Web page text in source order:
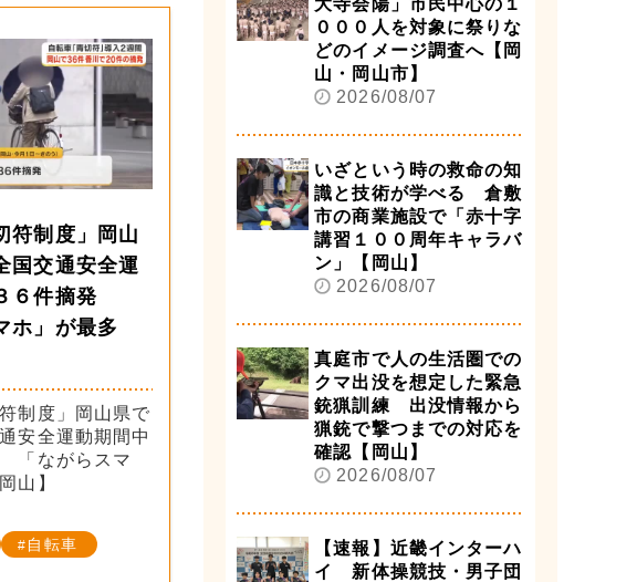
符制度」岡山
国交通安全運
６件摘発
ホ」が最多
制度」岡山県で
安全運動期間中
「ながらスマ
山】
自転車
大寺会陽」市民中心の１
０００人を対象に祭りな
どのイメージ調査へ【岡
山・岡山市】
2026/08/07
いざという時の救命の知
識と技術が学べる 倉敷
市の商業施設で「赤十字
講習１００周年キャラバ
ン」【岡山】
2026/08/07
真庭市で人の生活圏での
クマ出没を想定した緊急
銃猟訓練 出没情報から
猟銃で撃つまでの対応を
確認【岡山】
2026/08/07
【速報】近畿インターハ
イ 新体操競技・男子団